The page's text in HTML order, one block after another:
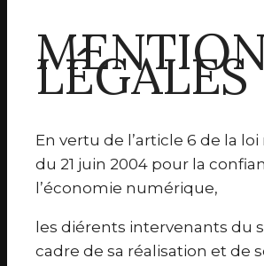
LÉGALES
En vertu de l’article 6 de la loi
du 21 juin 2004 pour la
l’économie numérique,
les diérents intervenants du
cadre de sa réalisation et de